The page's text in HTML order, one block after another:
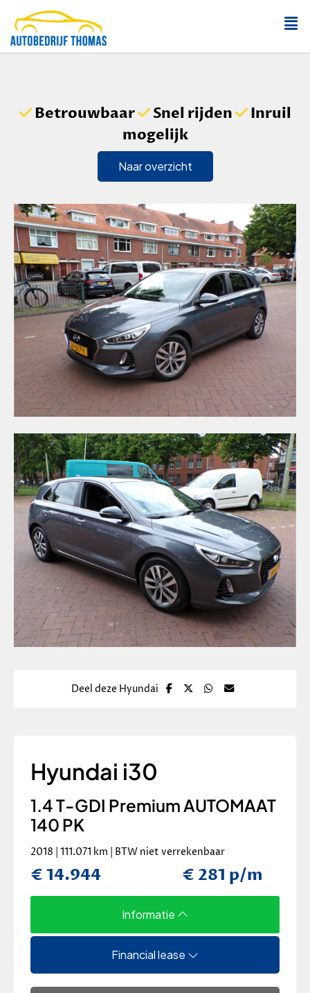
Betrouwbaar Snel rijden
Inruil
mogelijk
Naar overzicht
Deel deze Hyundai
Hyundai i30
1.4 T-GDI Premium AUTOMAAT
140 PK
2018 | 111.071 km | BTW niet verrekenbaar
€ 14.944 € 281 p/m
Informatie
Financial lease